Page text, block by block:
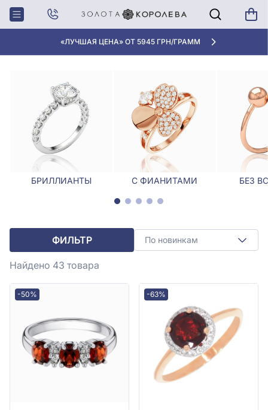
«ЛУЧШАЯ ЦЕНА» ОТ 5945 ГРН/ГРАММ
Главная Кольца Кольца с гранатами
КОЛЬЦА С ГРАНАТАМИ
БРИЛЛИАНТЫ С ФИАНИТАМИ БЕЗ
ФИЛЬТР По новинкам
Найдено 43 товара
-50% -63%